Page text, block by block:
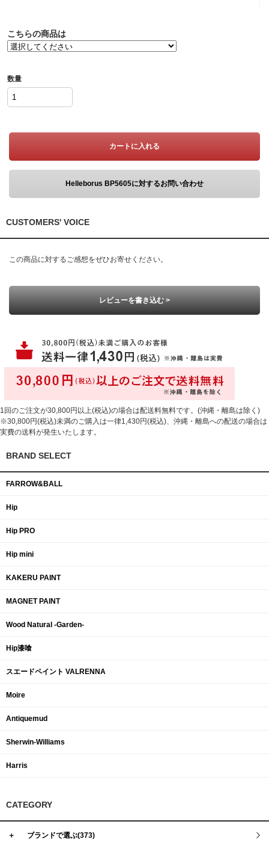
こちらの商品は
数量
カートに入れる
Helleborus BP5605に対するお問い合わせ
CUSTOMERS' VOICE
この商品に対するご感想をぜひお寄せください。
レビューを書き込む >
1回のご注文が30,800円以上(税込)の場合は配送料無料です。(沖縄・離島は除く)
※30,800円(税込)未満のご購入は一律1,430円(税込)、沖縄・離島への配送の場合は
実費の送料が発生いたします。
BRAND SELECT
FARROW&BALL
Hip
Hip PRO
Hip mini
KAKERU PAINT
MAGNET PAINT
Wood Natural -Garden-
Hip漆喰
スエードペイント VALRENNA
Moire
Antiquemud
Sherwin-Williams
Harris
CATEGORY
＋ ブランドで選ぶ(373)